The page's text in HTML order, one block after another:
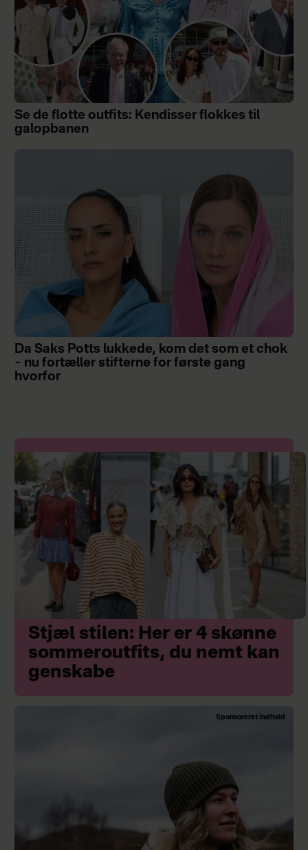
Se de flotte outfits: Kendisser flokkes til
galopbanen
Da Saks Potts lukkede, kom det som et chok
– nu fortæller stifterne for første gang
hvorfor
Stjæl stilen: Her er 4 skønne
sommeroutfits, du nemt kan
genskabe
Sponsoreret indhold